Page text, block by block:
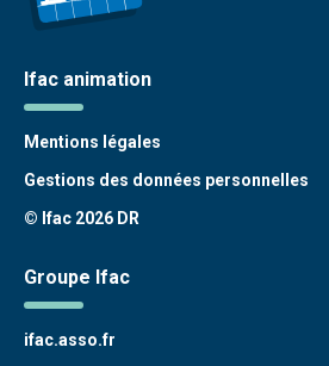
Ifac animation
Mentions légales
Gestions des données personnelles
© Ifac 2026 DR
Groupe Ifac
ifac.asso.fr